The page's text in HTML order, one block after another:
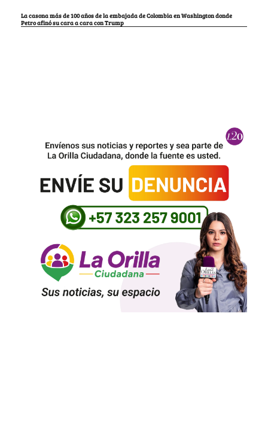
La casona más de 100 años de la embajada de Colombia en Washington donde
Petro afinó su cara a cara con Trump